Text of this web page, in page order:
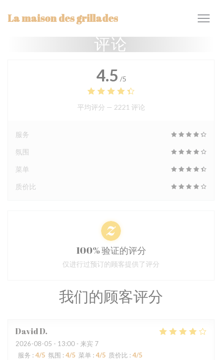
La maison des grillades
评论
我们的顾客评分
DavidD
2026-08-05 - 13:00 - 来宾 7
服务 : 4/5 氛围 : 4/5 菜单 : 4/5 质价比 : 4/5
4.5 /5
平均评分 — 2221 评论
服务
氛围
菜单
质价比
100% 验证的评分
仅进行过预订的顾客提供了评分